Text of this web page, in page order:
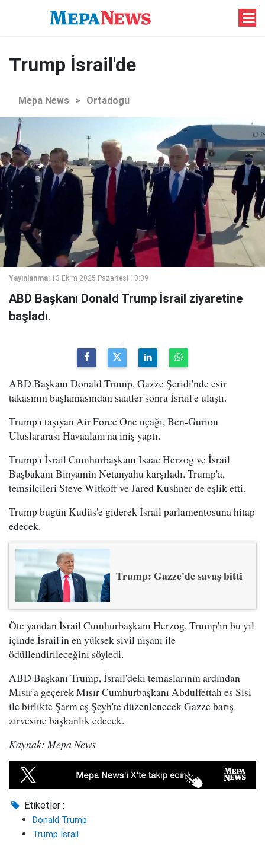
Trump İsrail'de
Mepa News > Ortadoğu
Yayınlanma: 13 Ekim 2025 Pazartesi 10:39
ABD Başkanı Donald Trump İsrail ziyaretine
başladı.
ABD Başkanı Donald Trump, Gazze Şeridi'nde esir
takasının başlamasından saatler sonra İsrail'e ulaştı.
Trump'ı taşıyan Air Force One uçağı, Ben-Gurion
Uluslararası Havaalanı'na iniş yaptı.
Trump'ı İsrail Cumhurbaşkanı Isaac Herzog ve İsrail
Başbakanı Binyamin Netanyahu karşıladı. Trump'a,
temsilcileri Steve Witkoff ve Jared Kushner de eşlik etti.
Trump bugün Kudüs'e giderek İsrail parlamentosuna hitap
edecek.
Trump: Gazze'de savaş bitti
Öte yandan İsrail Cumhurbaşkanı Herzog, Trump'ın bu yıl
içinde İsrail'in en yüksek sivil nişanı ile
ödüllendirileceğini söyledi.
ABD Başkanı Trump, İsrail'deki temaslarının ardından
Mısır'a geçerek Mısır Cumhurbaşkanı Abdulfettah es Sisi
ile birlikte Şarm eş Şeyh'te düzenlenecek Gazze barış
zirvesine başkanlık edecek.
Kaynak: Mepa News
Etiketler :
Donald Trump
Trump İsrail